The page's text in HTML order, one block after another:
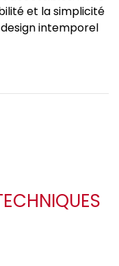
et la simplicité
design intemporel